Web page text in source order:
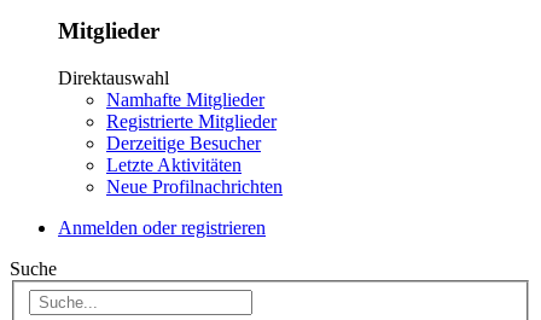
Mitglieder
Direktauswahl
Namhafte Mitglieder
Registrierte Mitglieder
Derzeitige Besucher
Letzte Aktivitäten
Neue Profilnachrichten
Anmelden oder registrieren
Suche